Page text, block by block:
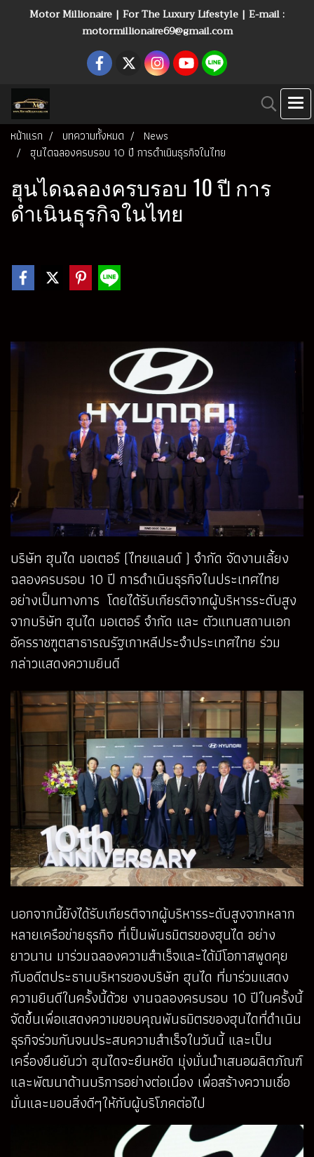
Motor Millionaire | For The Luxury Lifestyle | E-mail :
motormillionaire69@gmail.com
หน้าแรก บทความทั้งหมด
News
ฮุนไดฉลองครบรอบ 10 ปี การดำเนินธุรกิจในไทย
ฮุนไดฉลองครบรอบ 10 ปี การ
ดำเนินธุรกิจในไทย
บริษัท ฮุนได มอเตอร์ (ไทยแลนด์ ) จำกัด จัดงานเลี้ยง
ฉลองครบรอบ 10 ปี การดำเนินธุรกิจในประเทศไทย
อย่างเป็นทางการ โดยได้รับเกียรติจากผู้บริหารระดับสูง
จากบริษัท ฮุนได มอเตอร์ จำกัด และ ตัวแทนสถานเอก
อัครราชฑูตสาธารณรัฐเกาหลีประจำประเทศไทย ร่วม
กล่าวแสดงความยินดี
นอกจากนี้ยังได้รับเกียรติจากผู้บริหารระดับสูงจากหลาก
หลายเครือข่ายธุรกิจ ที่เป็นพันธมิตรของฮุนได อย่าง
ยาวนาน มาร่วมฉลองความสำเร็จและได้มีโอกาสพูดคุย
กับอดีตประธานบริหารของบริษัท ฮุนได ที่มาร่วมแสดง
ความยินดีในครั้งนี้ด้วย งานฉลองครบรอบ 10 ปีในครั้งนี้
จัดขึ้นเพื่อแสดงความขอบคุณพันธมิตรของฮุนไดที่ดำเนิน
ธุรกิจร่วมกันจนประสบความสำเร็จในวันนี้ และเป็น
เครื่องยืนยันว่า ฮุนไดจะยืนหยัด มุ่งมั่นนำเสนอผลิตภัณฑ์
และพัฒนาด้านบริการอย่างต่อเนื่อง เพื่อสร้างความเชื่อ
มั่นและมอบสิ่งดีๆให้กับผู้บริโภคต่อไป